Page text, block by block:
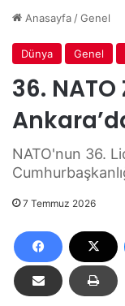
Anasayfa /Genel
Dünya Genel
36.
NATO'nun 36.
7 Temmuz 2026